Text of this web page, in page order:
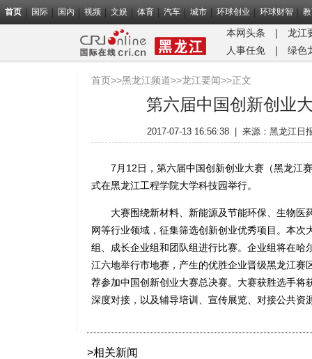
首页 国际 国内 视频 文娱 体育 汽车 城市 环球创业 环球财智
本网头条 ｜
龙江
人事任免
｜ 绿色
首页>>黑龙江频道>>龙江要闻>>正文
第六届中国创新创业
2017-07-13 16:56:38 来源： 黑龙江日
7月12日，第六届中国创新创业大赛（黑龙江
式在黑龙江工程学院大学科技园举行。
大赛围绕新材料、新能源及节能环保、生物医
网等行业领域，征集筛选创新创业优秀项目。本
组、成长企业组和团队组进行比赛。企业组将在
江六地举行市地赛，产生的优胜企业晋级黑龙江
荐参加中国创新创业大赛总决赛。大赛获胜选手
深度对接，以及辅导培训、宣传展览、对接公共
>相关新闻